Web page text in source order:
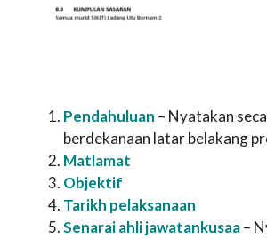
Pendahuluan – Nyatakan
berdekanaan latar belakang
Matlamat
Objektif
Tarikh pelaksanaan
Senarai ahli jawatankusaa–